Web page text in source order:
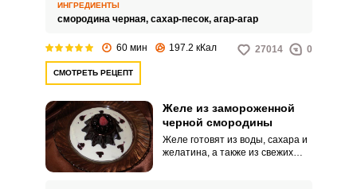
приготовлении мармелада,
мороженного или зефира. По
заменителем желатина.
ИНГРЕДИЕНТЫ
смородина черная, сахар-песок, агар-агар
60 мин 197.2 кКал 27014 0
СМОТРЕТЬ РЕЦЕПТ
Желе из замороженной
черной смородины
Желе готовят из воды, сахара и
желатина, а также из свежих